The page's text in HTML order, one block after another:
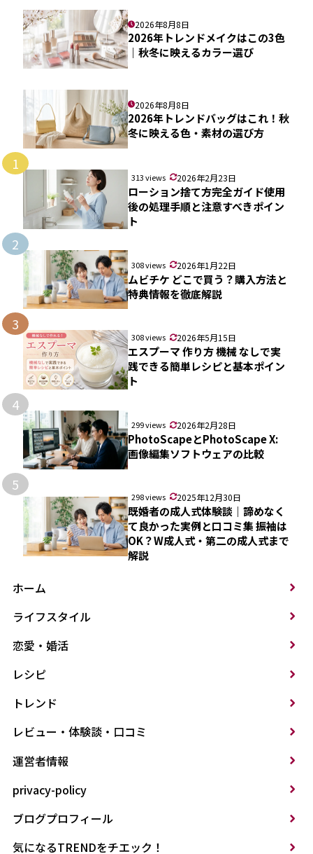
2026年8月8日
2026年トレンドメイクはこの3色
｜秋冬に映えるカラー選び
2026年8月8日
2026年トレンドバッグはこれ！秋
冬に映える色・素材の選び方
1
313 views 2026年2月23日
ローション捨て方完全ガイド使用
後の処理手順と注意すべきポイン
ト
2
308 views 2026年1月22日
ムビチケ どこで買う？購入方法と
特典情報を徹底解説
3
308 views 2026年5月15日
エスプーマ 作り方 機械 なしで実
践できる簡単レシピと基本ポイン
ト
4
299 views 2026年2月28日
PhotoScapeとPhotoScape X:
画像編集ソフトウェアの比較
5
298 views 2025年12月30日
既婚者の成人式体験談｜諦めなく
て良かった実例と口コミ集 振袖は
OK？W成人式・第二の成人式まで
解説
ホーム
ライフスタイル
恋愛・婚活
レシピ
トレンド
レビュー・体験談・口コミ
運営者情報
privacy-policy
ブログプロフィール
気になるTRENDをチエック！